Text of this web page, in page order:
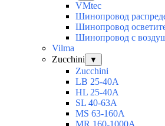
VMtec
Шинопровод
Шинопровод
Шинопровод с
Vilma
Zucchini
▼
Zucchini
LB 25-40A
HL 25-40A
SL 40-63A
MS 63-160A